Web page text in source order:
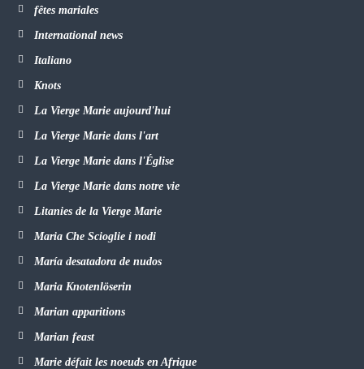
fêtes mariales
International news
Italiano
Knots
La Vierge Marie aujourd'hui
La Vierge Marie dans l'art
La Vierge Marie dans l'Église
La Vierge Marie dans notre vie
Litanies de la Vierge Marie
Maria Che Scioglie i nodi
María desatadora de nudos
Maria Knotenlöserin
Marian apparitions
Marian feast
Marie défait les noeuds en Afrique